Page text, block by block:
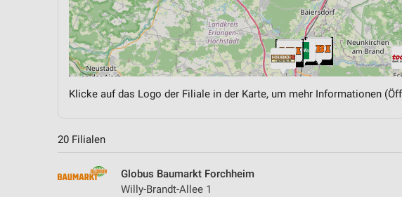
Klicke auf das Logo der Filiale in der Karte, um mehr Informationen
20 Filialen
Globus Baumarkt Forchheim
Willy-Brandt-Allee 1